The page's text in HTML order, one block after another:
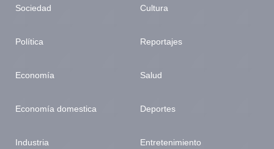
Sociedad
Política
Economía
Economía domestica
Industria
Cultura
Reportajes
Salud
Deportes
Entretenimiento